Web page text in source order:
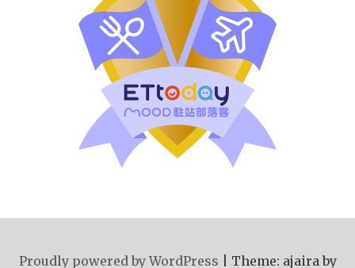
Proudly powered by WordPress Theme: ajaira by